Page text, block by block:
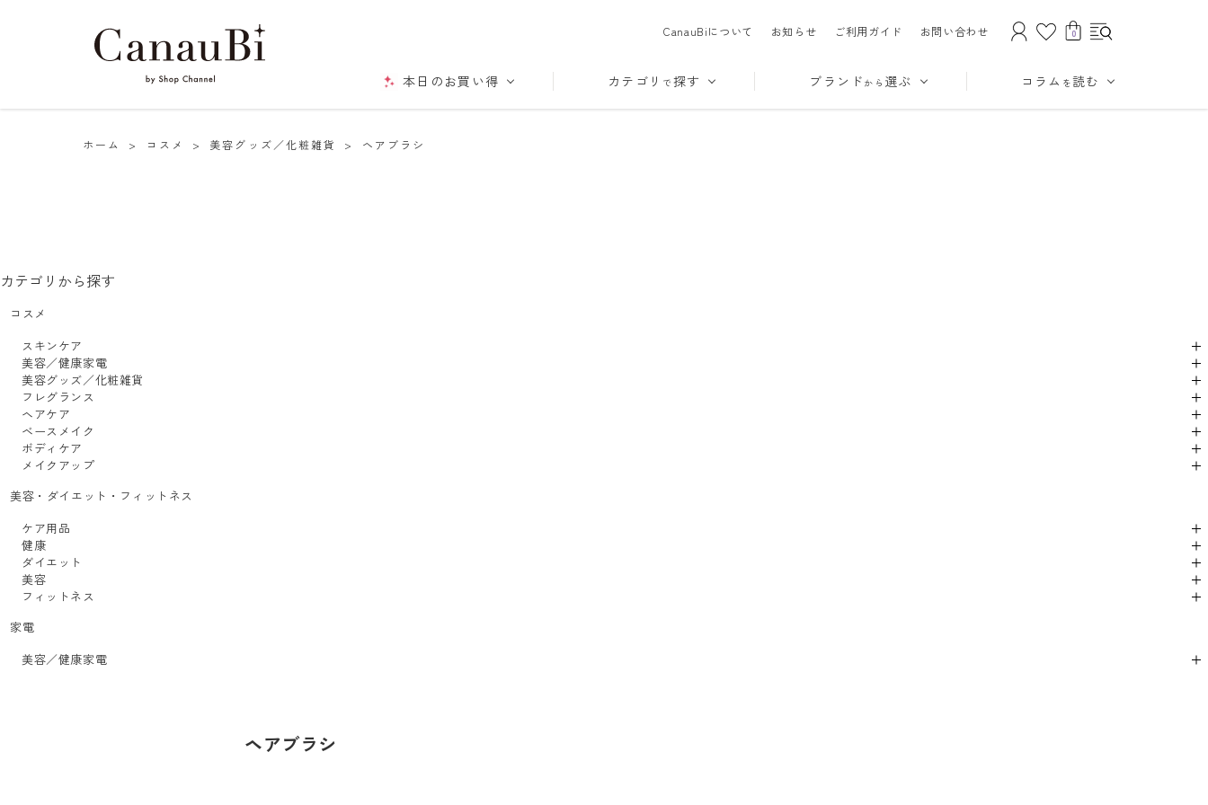
CanauBiについて お知らせ ご利用ガイド お問い合わせ 0
本日のお買い得 カテゴリ で探す ブランド から 選ぶ コラム を読む
ホーム > コスメ > 美容グッズ／化粧雑貨 > ヘアブラシ
カテゴリから探す
コスメ
スキンケア
美容／健康家電
美容グッズ／化粧雑貨
フレグランス
ヘアケア
ベースメイク
ボディケア
メイクアップ
美容・ダイエット・フィットネス
ケア用品
健康
ダイエット
美容
フィットネス
家電
美容／健康家電
ヘアブラシ